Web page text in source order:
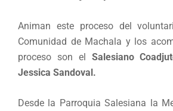
Animan este proceso del
Comunidad de Machala y los
proceso son el Salesiano
Jessica Sandoval.
Desde la Parroquia Salesiana la